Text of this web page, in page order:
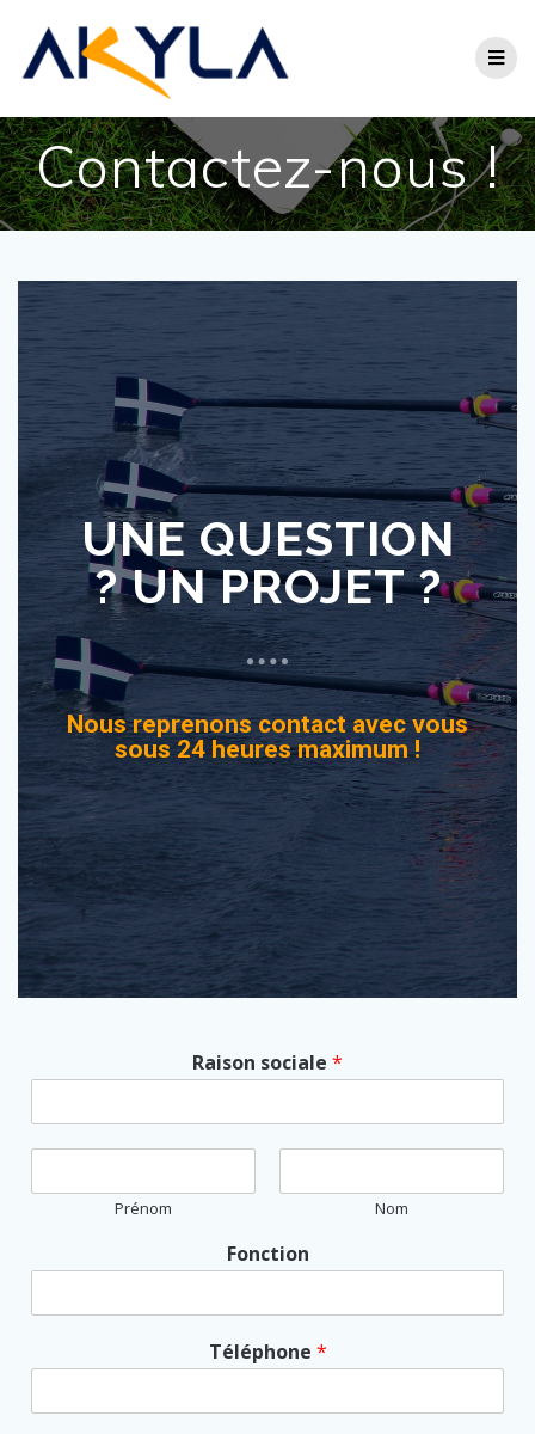
Contactez-nous !
UNE QUESTION
? UN PROJET ?
Nous reprenons contact avec vous
sous 24 heures maximum !
Raison sociale *
Prénom Nom
Fonction
Téléphone *